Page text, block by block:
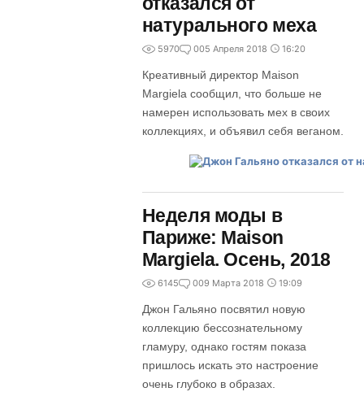
натурального меха
5970 005 Апреля 2018 16:20
Креативный директор Maison
Margiela сообщил, что больше не
намерен использовать мех в своих
коллекциях, и объявил себя веганом.
Неделя моды в
Париже: Maison
Margiela. Осень, 2018
6145 009 Марта 2018 19:09
Джон Гальяно посвятил новую
коллекцию бессознательному
гламуру, однако гостям показа
пришлось искать это настроение
очень глубоко в образах.